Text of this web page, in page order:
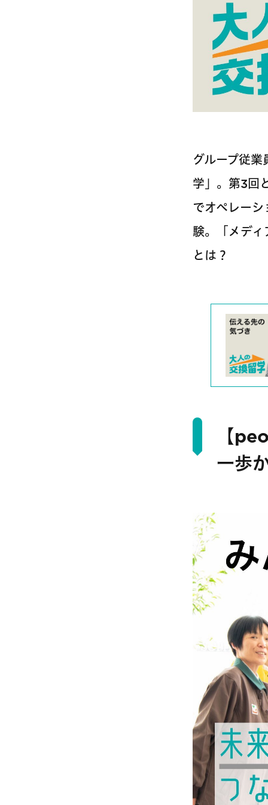
グループ従
学」。第3回
でオペレー
験。「メデ
とは？
【
一歩